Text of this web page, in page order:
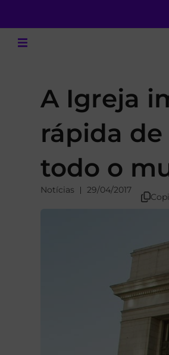
A Igreja
rápida
todo o
Notícias 29/04/2017